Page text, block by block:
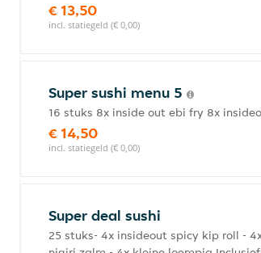
€ 13,50
incl. statiegeld (€ 0,00)
Super sushi menu 5
16 stuks 8x inside out ebi fry 8x
€ 14,50
incl. statiegeld (€ 0,00)
Super deal sushi
25 stuks- 4x insideout spicy kip roll -